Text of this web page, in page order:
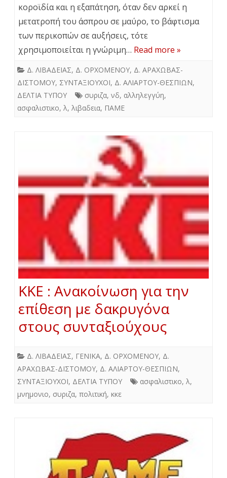
κοροϊδία και η εξαπάτηση, όταν δεν αρκεί η
μετατροπή του άσπρου σε μαύρο, το βάφτισμα
των περικοπών σε αυξήσεις, τότε
χρησιμοποιείται η γνώριμη… Read more »
Δ. ΛΙΒΑΔΕΙΑΣ, Δ. ΟΡΧΟΜΕΝΟΥ, Δ. ΑΡΑΧΩΒΑΣ-
ΔΙΣΤΟΜΟΥ, ΣΥΝΤΑΞΙΟΥΧΟΙ, Δ. ΑΛΙΑΡΤΟΥ-ΘΕΣΠΙΩΝ,
ΔΕΛΤΙΑ ΤΥΠΟΥ
συριζα, νδ, αλληλεγγύη,
ασφαλιστικο, λ, λιβαδεια, ΠΑΜΕ
ΚΚΕ : Ανακοίνωση για την
επίθεση με δακρυγόνα
στους συνταξιούχους
Δ. ΛΙΒΑΔΕΙΑΣ, ΓΕΝΙΚΑ, Δ. ΟΡΧΟΜΕΝΟΥ, Δ.
ΑΡΑΧΩΒΑΣ-ΔΙΣΤΟΜΟΥ, Δ. ΑΛΙΑΡΤΟΥ-ΘΕΣΠΙΩΝ,
ΣΥΝΤΑΞΙΟΥΧΟΙ, ΔΕΛΤΙΑ ΤΥΠΟΥ ασφαλιστικο, λ,
μνημονιο, συριζα, πολιτική, κκε